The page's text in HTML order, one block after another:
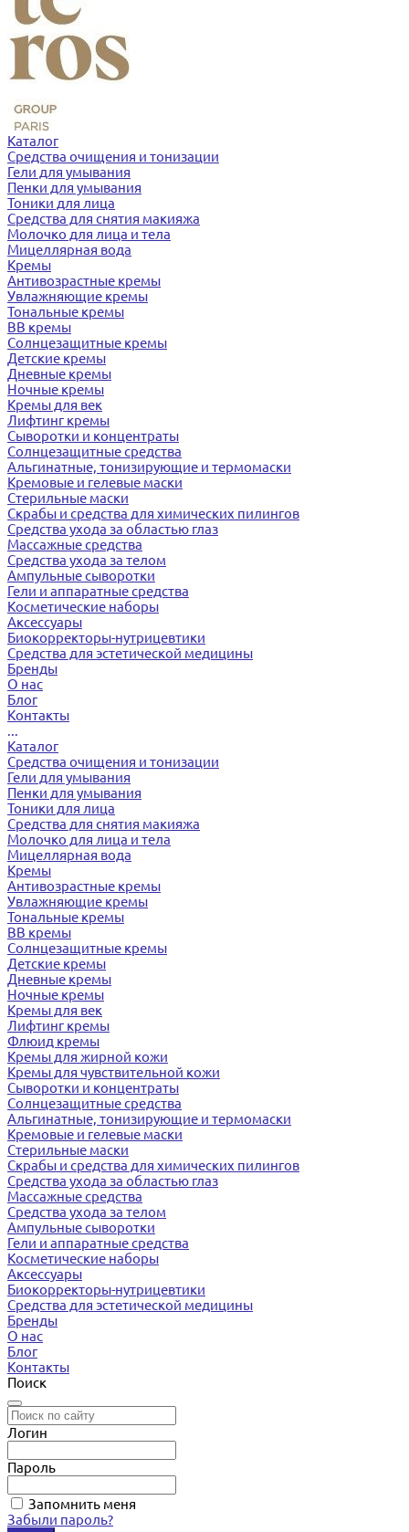
Каталог
Средства очищения и тонизации
Гели для умывания
Пенки для умывания
Тоники для лица
Средства для снятия макияжа
Молочко для лица и тела
Мицеллярная вода
Кремы
Антивозрастные кремы
Увлажняющие кремы
Тональные кремы
BB кремы
Солнцезащитные кремы
Детские кремы
Дневные кремы
Ночные кремы
Кремы для век
Лифтинг кремы
Сыворотки и концентраты
Солнцезащитные средства
Альгинатные, тонизирующие и термомаски
Кремовые и гелевые маски
Стерильные маски
Скрабы и средства для химических пилингов
Средства ухода за областью глаз
Массажные средства
Средства ухода за телом
Ампульные сыворотки
Гели и аппаратные средства
Косметические наборы
Аксессуары
Биокорректоры-нутрицевтики
Средства для эстетической медицины
Бренды
О нас
Блог
Контакты
...
Каталог
Средства очищения и тонизации
Гели для умывания
Пенки для умывания
Тоники для лица
Средства для снятия макияжа
Молочко для лица и тела
Мицеллярная вода
Кремы
Антивозрастные кремы
Увлажняющие кремы
Тональные кремы
BB кремы
Солнцезащитные кремы
Детские кремы
Дневные кремы
Ночные кремы
Кремы для век
Лифтинг кремы
Флюид кремы
Кремы для жирной кожи
Кремы для чувствительной кожи
Сыворотки и концентраты
Солнцезащитные средства
Альгинатные, тонизирующие и термомаски
Кремовые и гелевые маски
Стерильные маски
Скрабы и средства для химических пилингов
Средства ухода за областью глаз
Массажные средства
Средства ухода за телом
Ампульные сыворотки
Гели и аппаратные средства
Косметические наборы
Аксессуары
Биокорректоры-нутрицевтики
Средства для эстетической медицины
Бренды
О нас
Блог
Контакты
Поиск
Логин
Пароль
Запомнить меня
Забыли пароль?